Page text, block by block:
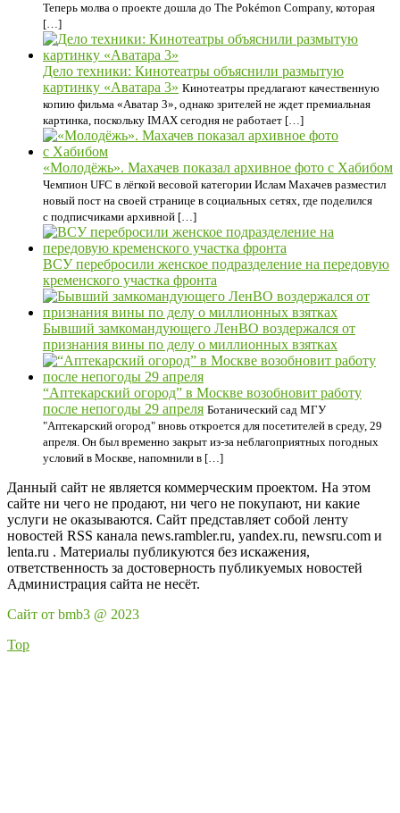
Теперь молва о проекте дошла до The Pokémon Company, которая
[…]
Дело техники: Кинотеатры объяснили размытую
картинку «Аватара 3» Кинотеатры предлагают качественную
копию фильма «Аватар 3», однако зрителей не ждет премиальная
картинка, поскольку IMAX сегодня не работает […]
«Молодёжь». Махачев показал архивное фото с Хабибом
Чемпион UFC в лёгкой весовой категории Ислам Махачев разместил
новый пост на своей странице в социальных сетях, где поделился
с подписчиками архивной […]
ВСУ перебросили женское подразделение на передовую
кременского участка фронта
Бывший замкомандующего ЛенВО воздержался от
признания вины по делу о миллионных взятках
“Аптекарский огород” в Москве возобновит работу
после непогоды 29 апреля Ботанический сад МГУ
"Аптекарский огород" вновь откроется для посетителей в среду, 29
апреля. Он был временно закрыт из-за неблагоприятных погодных
условий в Москве, напомнили в […]
Данный сайт не является коммерческим проектом. На этом
сайте ни чего не продают, ни чего не покупают, ни какие
услуги не оказываются. Сайт представляет собой ленту
новостей RSS канала news.rambler.ru, yandex.ru, newsru.com и
lenta.ru . Материалы публикуются без искажения,
ответственность за достоверность публикуемых новостей
Администрация сайта не несёт.
Сайт от bmb3 @ 2023
Top